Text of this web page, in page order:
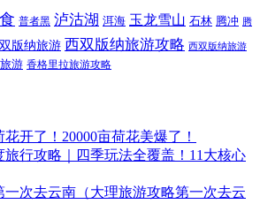
普者黑 泸沽湖 洱海 玉龙雪山 石林 腾冲 腾
版纳旅游 西双版纳旅游攻略 西双版纳旅游
游 香格里拉旅游攻略
开了！20000亩荷花美爆了！
旅行攻略｜四季玩法全覆盖！11大核心
一次去云南（大理旅游攻略第一次去云